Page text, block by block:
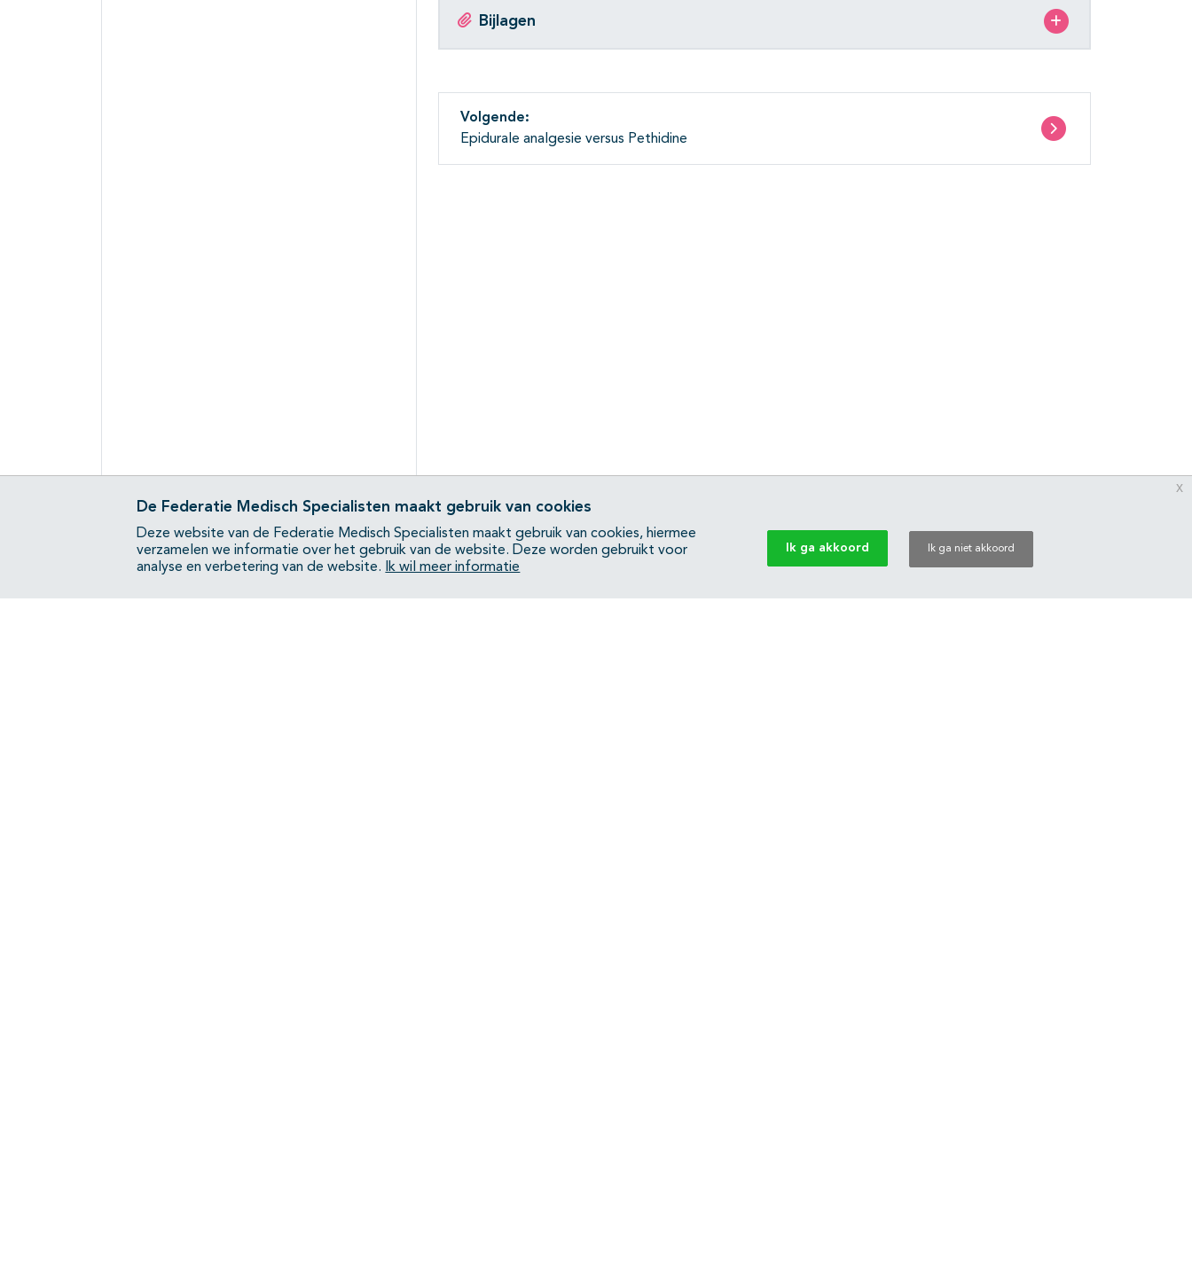
Bijlagen
Volgende:
Epidurale analgesie versus Pethidine
De Federatie Medisch Specialisten maakt gebruik van cookies
Deze website van de Federatie Medisch Specialisten maakt gebruik van cookies, hiermee
verzamelen we informatie over het gebruik van de website. Deze worden gebruikt voor
analyse en verbetering van de website.
Ik wil meer informatie
Ik ga akkoord Ik ga niet akkoord
x